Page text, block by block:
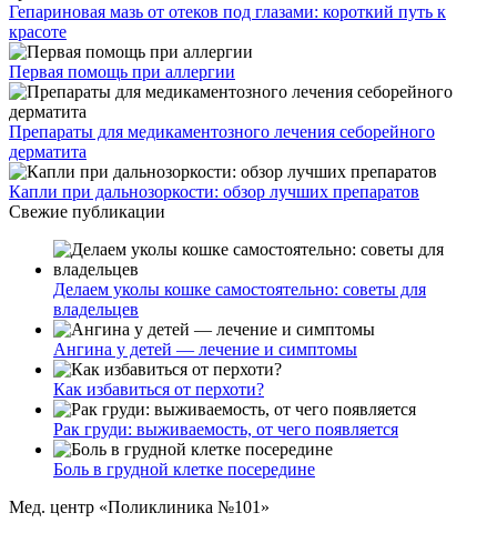
Гепариновая мазь от отеков под глазами: короткий путь к
красоте
Первая помощь при аллергии
Препараты для медикаментозного лечения себорейного
дерматита
Капли при дальнозоркости: обзор лучших препаратов
Свежие публикации
Делаем уколы кошке самостоятельно: советы для
владельцев
Ангина у детей — лечение и симптомы
Как избавиться от перхоти?
Рак груди: выживаемость, от чего появляется
Боль в грудной клетке посередине
Мед. центр «Поликлиника №101»